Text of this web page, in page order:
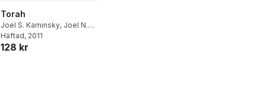
Torah
Joel S. Kaminsky, Joel N.
Lohr
Häftad, 2011
128 kr